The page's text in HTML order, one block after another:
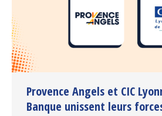
Provence Angels et CIC
Banque unissent leurs